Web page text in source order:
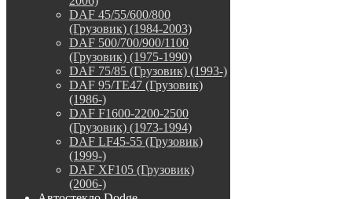
DAF 45/55/600/800
(Грузовик) (1984-2003)
DAF 500/700/900/1100
(Грузовик) (1975-1990)
DAF 75/85 (Грузовик) (1993-)
DAF 95/TE47 (Грузовик)
(1986-)
DAF F1600-2200-2500
(Грузовик) (1973-1994)
DAF LF45-55 (Грузовик)
(1999-)
DAF XF105 (Грузовик)
(2006-)